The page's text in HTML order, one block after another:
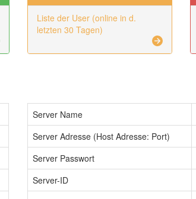
Liste der User (online in d.
letzten 30 Tagen)
Server Name
Server Adresse (Host Adresse: Port)
Server Passwort
Server-ID